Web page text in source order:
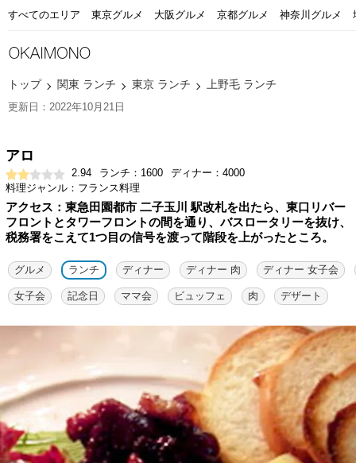
すべてのエリア 東京グルメ 大阪グルメ 京都グルメ 神奈川グルメ
トップ 関東 ランチ 東京 ランチ 上野毛 ランチ
更新日：2022年10月21日
アロ
2.94 ランチ：1600
ディナー：4000
料理ジャンル：フランス料理
アクセス：東急田園都市 二子玉川 駅改札を出たら、東口リバー
フロントとタワーフロントの間を通り、バスロータリーを抜け、
税務署をこえて1つ目の信号を渡って階段を上がったところ。
グルメ ランチ ディナー ディナー 肉 ディナー 女子会
女子会 記念日 ママ会 ビュッフェ 肉 デザート